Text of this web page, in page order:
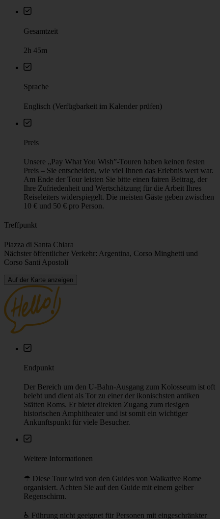
Gesamtzeit
2h 45m
Sprache
Englisch (Verfügbarkeit im Kalender prüfen)
Preis
Preis – Sie entscheiden, wie viel Ihnen das Erlebnis wert war.
Am Ende der Tour leisten Sie bitte einen fairen Beitrag, der
Reiseleiters widerspiegelt. Die meisten Gäste geben zwischen
Treffpunkt
Piazza di Santa Chiara
Nächster öffentlicher Verkehr: Argentina, Corso Minghetti und
Corso Santi Apostoli